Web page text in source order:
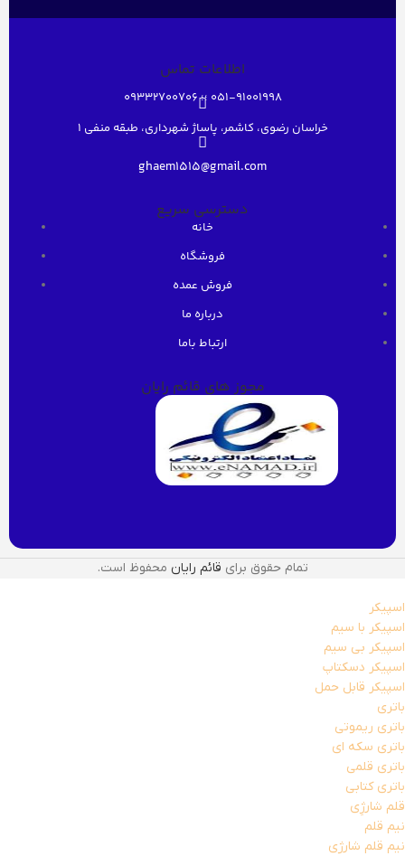
اطلاعات تماس
051-91001998 ؛؛ 09332700706
خراسان رضوی، کاشمر، پاساژ شهرداری، طبقه منفی ۱
ghaem1515@gmail.com
دسترسی سریع
خانه
فروشگاه
فروش عمده
درباره ما
ارتباط باما
مجوز های قائم رایان
تمام حقوق برای قائم رایان محفوظ است.
اسپیکر
اسپیکر با سیم
اسپیکر بی سیم
اسپیکر دسکتاپ
اسپیکر قابل حمل
باتری
باتری ریموتی
باتری سکه ای
باتری قلمی
باتری کتابی
قلم شارژِی
نیم قلم
نیم قلم شارژی